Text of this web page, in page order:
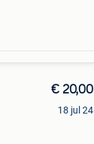
€ 20,00
18 jul 24